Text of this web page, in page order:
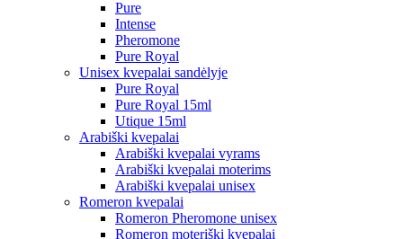
Pure
Intense
Pheromone
Pure Royal
Unisex kvepalai sandėlyje
Pure Royal
Pure Royal 15ml
Utique 15ml
Arabiški kvepalai
Arabiški kvepalai vyrams
Arabiški kvepalai moterims
Arabiški kvepalai unisex
Romeron kvepalai
Romeron Pheromone unisex
Romeron moteriški kvepalai